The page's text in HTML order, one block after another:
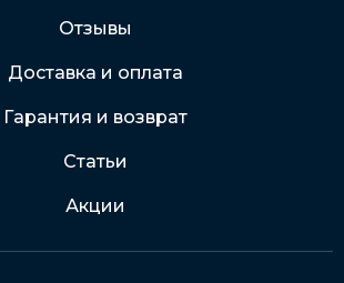
о доставке и оплате
Отзывы
Доставка и оплата
Гарантия и возврат
Статьи
Акции